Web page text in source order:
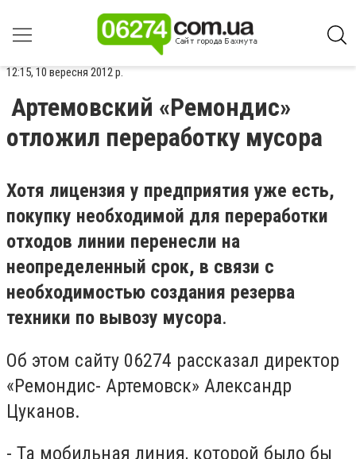
12:15, 10 вересня 2012 р.
Артемовский «Ремондис»
отложил переработку мусора
Хотя лицензия у предприятия уже есть,
покупку необходимой для переработки
отходов линии перенесли на
неопределенный срок, в связи с
необходимостью создания резерва
техники по вывозу мусора.
Об этом сайту 06274 рассказал директор
«Ремондис- Артемовск» Александр
Цуканов.
- Та мобильная линия, которой было бы